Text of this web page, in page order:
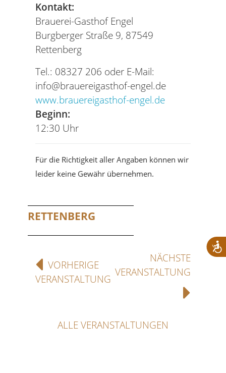
Kontakt:
Brauerei-Gasthof Engel
Burgberger Straße 9, 87549
Rettenberg
Tel.: 08327 206 oder E-Mail:
info@brauereigasthof-engel.de
www.brauereigasthof-engel.de
Beginn:
12:30 Uhr
Für die Richtigkeit aller Angaben können wir
leider keine Gewähr übernehmen.
RETTENBERG
VORHERIGE
VERANSTALTUNG
NÄCHSTE
VERANSTALTUNG
ALLE VERANSTALTUNGEN